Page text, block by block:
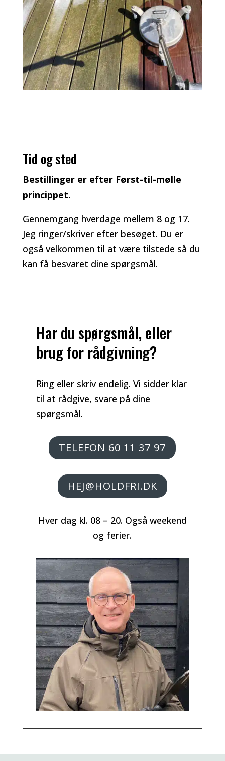
Tid og sted
Bestillinger er efter Først-til-mølle
princippet.
Gennemgang hverdage mellem 8 og 17.
Jeg ringer/skriver efter besøget. Du er
også velkommen til at være tilstede så du
kan få besvaret dine spørgsmål.
Har du spørgsmål, eller
brug for rådgivning?
Ring eller skriv endelig. Vi sidder klar
til at rådgive, svare på dine
spørgsmål.
TELEFON 60 11 37 97
HEJ@HOLDFRI.DK
Hver dag kl. 08 – 20. Også weekend
og ferier.